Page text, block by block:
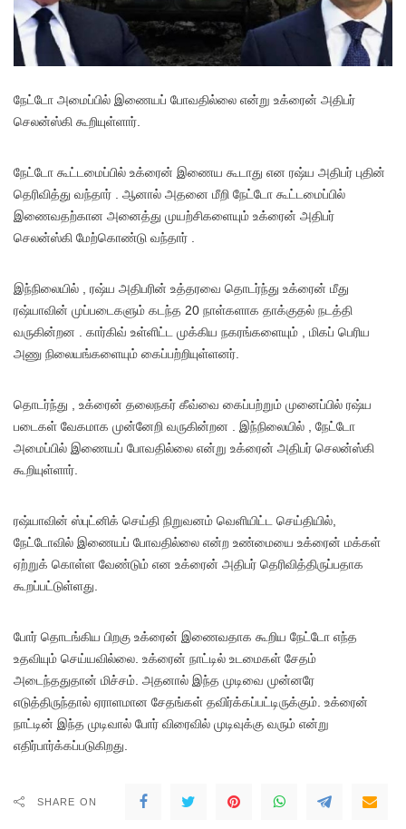
நேட்டோ அமைப்பில் இணையப் போவதில்லை என்று உக்ரைன் அதிபர்
செலன்ஸ்கி கூறியுள்ளார்.
நேட்டோ கூட்டமைப்பில் உக்ரைன் இணைய கூடாது என ரஷ்ய அதிபர் புதின்
தெரிவித்து வந்தார் . ஆனால் அதனை மீறி நேட்டோ கூட்டமைப்பில்
இணைவதற்கான அனைத்து முயற்சிகளையும் உக்ரைன் அதிபர்
செலன்ஸ்கி மேற்கொண்டு வந்தார் .
இந்நிலையில் , ரஷ்ய அதிபரின் உத்தரவை தொடர்ந்து உக்ரைன் மீது
ரஷ்யாவின் முப்படைகளும் கடந்த 20 நாள்களாக தாக்குதல் நடத்தி
வருகின்றன . கார்கிவ் உள்ளிட்ட முக்கிய நகரங்களையும் , மிகப் பெரிய
அணு நிலையங்களையும் கைப்பற்றியுள்ளனர்.
தொடர்ந்து , உக்ரைன் தலைநகர் கீவ்வை கைப்பற்றும் முனைப்பில் ரஷ்ய
படைகள் வேகமாக முன்னேறி வருகின்றன . இந்நிலையில் , நேட்டோ
அமைப்பில் இணையப் போவதில்லை என்று உக்ரைன் அதிபர் செலன்ஸ்கி
கூறியுள்ளார்.
ரஷ்யாவின் ஸ்புட்னிக் செய்தி நிறுவனம் வெளியிட்ட செய்தியில்,
நேட்டோவில் இணையப் போவதில்லை என்ற உண்மையை உக்ரைன் மக்கள்
ஏற்றுக் கொள்ள வேண்டும் என உக்ரைன் அதிபர் தெரிவித்திருப்பதாக
கூறப்பட்டுள்ளது.
போர் தொடங்கிய பிறகு உக்ரைன் இணைவதாக கூறிய நேட்டோ எந்த
உதவியும் செய்யவில்லை. உக்ரைன் நாட்டில் உடமைகள் சேதம்
அடைந்ததுதான் மிச்சம். அதனால் இந்த முடிவை முன்னரே
எடுத்திருந்தால் ஏராளமான சேதங்கள் தவிர்க்கப்பட்டிருக்கும். உக்ரைன்
நாட்டின் இந்த முடிவால் போர் விரைவில் முடிவுக்கு வரும் என்று
எதிர்பார்க்கப்படுகிறது.
SHARE ON